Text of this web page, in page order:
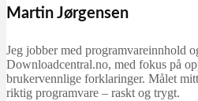
Martin Jørgensen
Jeg jobber med programvareinnhold
Downloadcentral.no, med fokus på
brukervennlige forklaringer. Målet
riktig programvare – raskt og trygt.